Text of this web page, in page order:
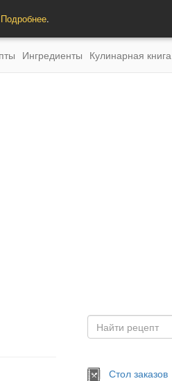
Подробнее.
Ингредиенты Кулинарная книга
Стол заказов